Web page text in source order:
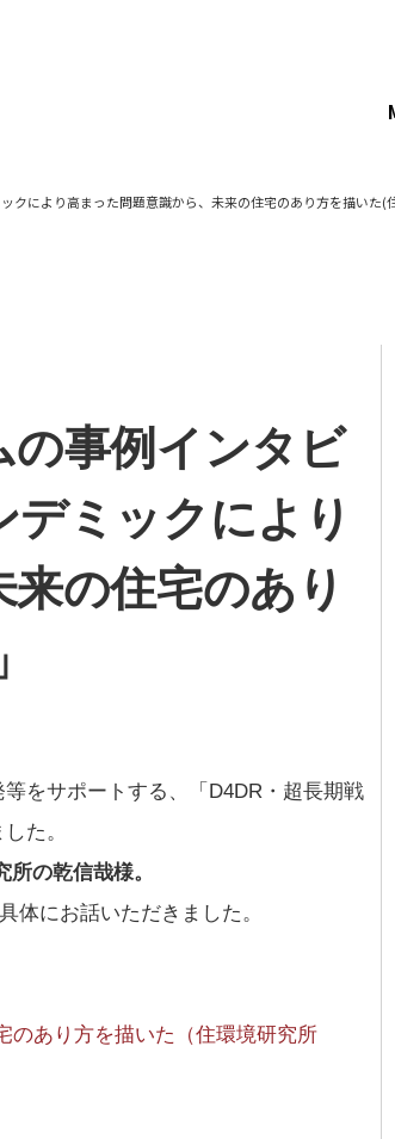
により高まった問題意識から、未来の住宅のあり方を描いた(
の事例インタビ
デミックにより
の住宅のあり
をサポートする、「D4DR・超長期戦
た。
の乾信哉様。
体にお話いただきました。
のあり方を描いた（住環境研究所